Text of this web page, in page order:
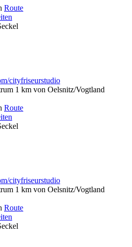
Route
cityfriseurstudio
1 km von Oelsnitz/Vogtland
Route
cityfriseurstudio
1 km von Oelsnitz/Vogtland
Route